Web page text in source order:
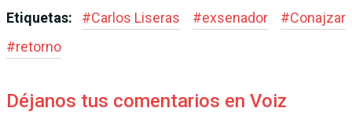
Etiquetas: #Carlos Liseras #exsenador #Conajzar
#retorno
Déjanos tus comentarios en Voiz